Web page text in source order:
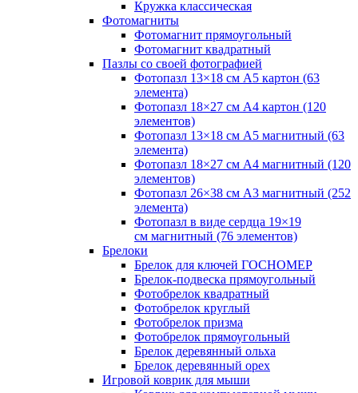
Кружка классическая
Фотомагниты
Фотомагнит прямоугольный
Фотомагнит квадратный
Пазлы со своей фотографией
Фотопазл 13×18 см А5 картон (63
элемента)
Фотопазл 18×27 см А4 картон (120
элементов)
Фотопазл 13×18 см А5 магнитный (63
элемента)
Фотопазл 18×27 см А4 магнитный (120
элементов)
Фотопазл 26×38 см А3 магнитный (252
элемента)
Фотопазл в виде сердца 19×19
см магнитный (76 элементов)
Брелоки
Брелок для ключей ГОСНОМЕР
Брелок-подвеска прямоугольный
Фотобрелок квадратный
Фотобрелок круглый
Фотобрелок призма
Фотобрелок прямоугольный
Брелок деревянный ольха
Брелок деревянный орех
Игровой коврик для мыши